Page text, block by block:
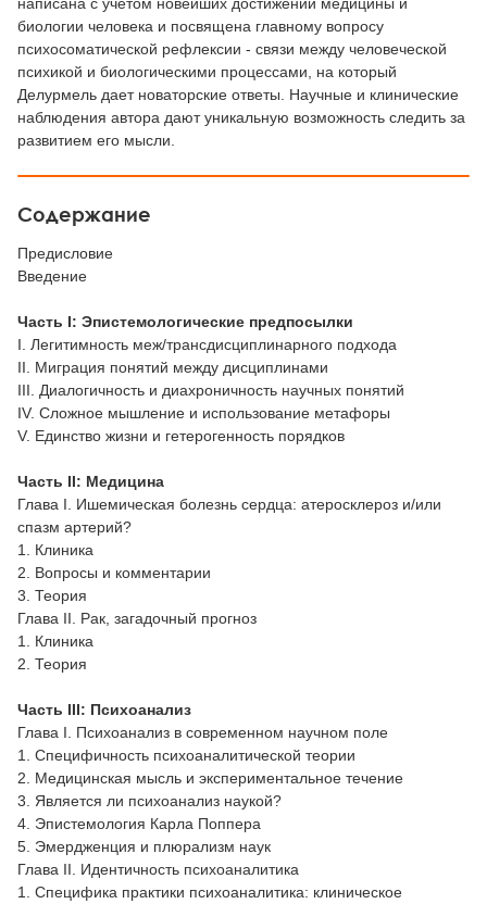
написана с учетом новейших достижений медицины и
биологии человека и посвящена главному вопросу
психосоматической рефлексии - связи между человеческой
психикой и биологическими процессами, на который
Делурмель дает новаторские ответы. Научные и клинические
наблюдения автора дают уникальную возможность следить за
развитием его мысли.
Содержание
Предисловие
Введение
Часть I: Эпистемологические предпосылки
I. Легитимность меж/трансдисциплинарного подхода
II. Миграция понятий между дисциплинами
III. Диалогичность и диахроничность научных понятий
IV. Сложное мышление и использование метафоры
V. Единство жизни и гетерогенность порядков
Часть II: Медицина
Глава I. Ишемическая болезнь сердца: атеросклероз и/или
спазм артерий?
1. Клиника
2. Вопросы и комментарии
3. Теория
Глава II. Рак, загадочный прогноз
1. Клиника
2. Теория
Часть III: Психоанализ
Глава I. Психоанализ в современном научном поле
1. Специфичность психоаналитической теории
2. Медицинская мысль и экспериментальное течение
3. Является ли психоанализ наукой?
4. Эпистемология Карла Поппера
5. Эмердженция и плюрализм наук
Глава II. Идентичность психоаналитика
1. Специфика практики психоаналитика: клиническое